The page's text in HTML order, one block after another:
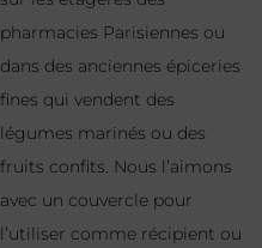
pharmacies Parisiennes ou
dans des anciennes épiceries
fines qui vendent des
légumes marinés ou des
fruits confits. Nous l’aimons
avec un couvercle pour
l’utiliser comme récipient ou